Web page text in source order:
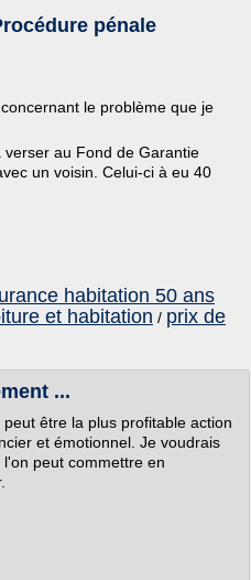
pénale
le problème que je
au Fond de Garantie
un voisin. Celui-ci à eu 40
habitation 50 ans
et habitation / prix de
...
être la plus profitable action
et émotionnel. Je voudrais
peut commettre en